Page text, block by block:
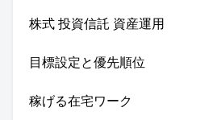
株式 投資信託 資産運用
目標設定と優先順位
稼げる在宅ワーク